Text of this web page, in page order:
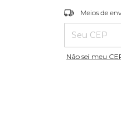
Entregas para o
Meios de
Não sei meu